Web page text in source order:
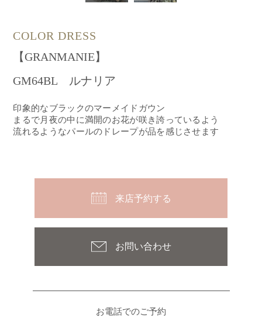
COLOR DRESS
【GRANMANIE】
GM64BL ルナリア
印象的なブラックのマーメイドガウン
まるで月夜の中に満開のお花が咲き誇っているよう
流れるようなパールのドレープが品を感じさせます
お問い合わせ
来店予約する
お電話でのご予約